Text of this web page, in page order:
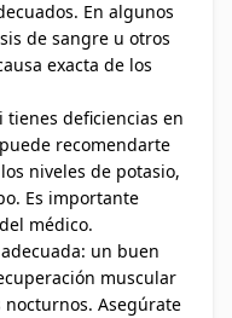
En algunos
de sangre u otros
exacta de los
deficiencias en
recomendarte
niveles de potasio,
Es importante
médico.
un buen
muscular
Asegúrate